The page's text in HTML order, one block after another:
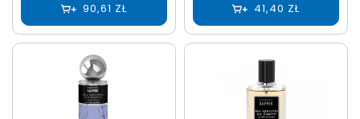
90,61 ZŁ 41,40 ZŁ